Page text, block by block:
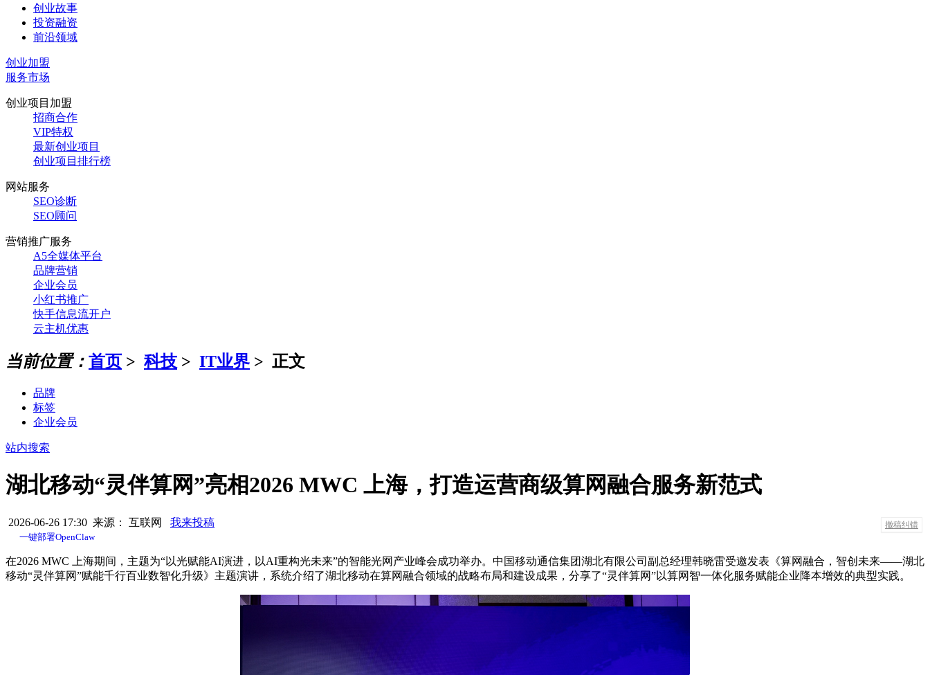
创业故事
投资融资
前沿领域
创业加盟
服务市场
创业项目加盟
招商合作
VIP特权
最新创业项目
创业项目排行榜
网站服务
SEO诊断
SEO顾问
营销推广服务
A5全媒体平台
品牌营销
企业会员
小红书推广
快手信息流开户
云主机优惠
当前位置： 首页 > 科技 > IT业界 > 正文
品牌
标签
企业会员
站内搜索
湖北移动“灵伴算网”亮相2026 MWC 上海，打造运营商级算网融合服务新范式
2026-06-26 17:30 来源： 互联网 我来投稿 撤稿纠错
一键部署OpenClaw
在2026 MWC 上海期间，主题为“以光赋能AI演进，以AI重构光未来”的智能光网产业峰会成功举办。中国移动通信集团湖北有限公司副总经理韩晓雷受邀发表《算网融合，智创未来——湖北
移动“灵伴算网”赋能千行百业数智化升级》主题演讲，系统介绍了湖北移动在算网融合领域的战略布局和建设成果，分享了“灵伴算网”以算网智一体化服务赋能企业降本增效的典型实践。